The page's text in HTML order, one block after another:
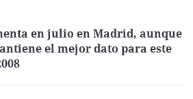
en julio en Madrid, aunque
el mejor dato para este